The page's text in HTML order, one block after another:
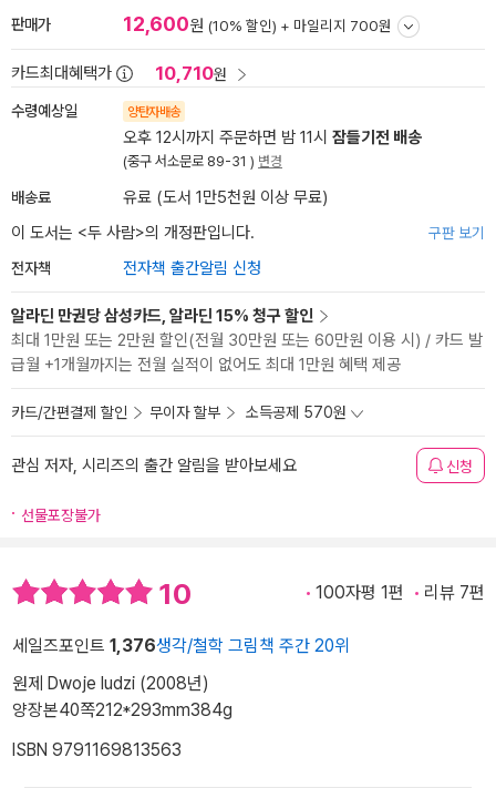
판매가 12,600원 (10% 할인) + 마일리지 700원
카드최대혜택가 10,710원
수령예상일 양탄자배송
오후 12시까지 주문하면 밤 11시 잠들기전 배송
(중구 서소문로 89-31 ) 변경
배송료
유료 (도서 1만5천원 이상 무료)
이 도서는 <두 사람>의 개정판입니다. 구판 보기
전자책 전자책 출간알림 신청
알라딘 만권당 삼성카드, 알라딘 15% 청구 할인
최대 1만원 또는 2만원 할인(전월 30만원 또는 60만원 이용 시) / 카드 발
급월 +1개월까지는 전월 실적이 없어도 최대 1만원 혜택 제공
카드/간편결제 할인 무이자 할부 소득공제 570원
관심 저자, 시리즈의 출간 알림을 받아보세요 신청
선물포장불가
10 100자평 1편 리뷰 7편
세일즈포인트 1,376생각/철학 그림책 주간 20위
원제 Dwoje ludzi (2008년)
양장본40쪽212*293mm384g
ISBN 9791169813563